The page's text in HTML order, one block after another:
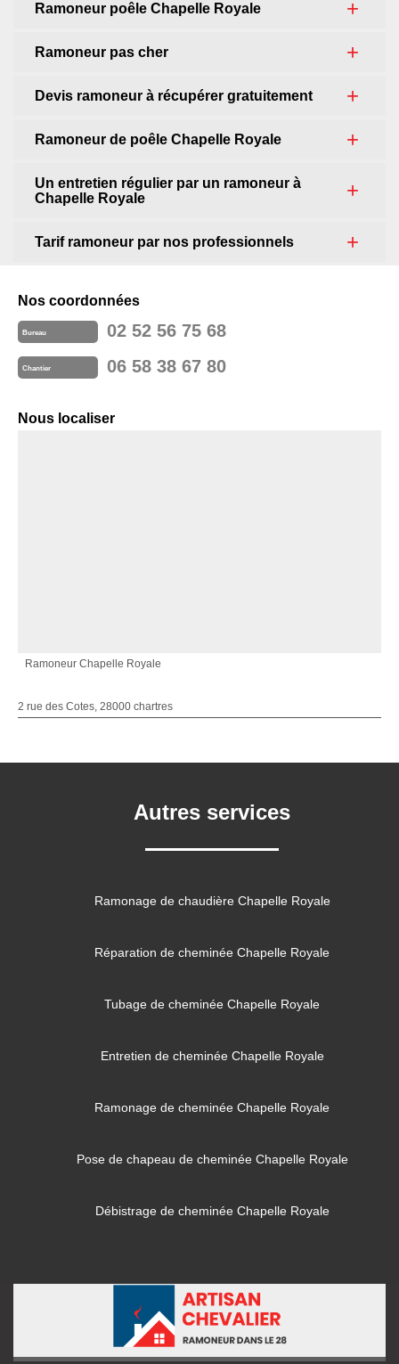
Ramoneur poêle Chapelle Royale
Ramoneur pas cher
Devis ramoneur à récupérer gratuitement
Ramoneur de poêle Chapelle Royale
Un entretien régulier par un ramoneur à
Chapelle Royale
Tarif ramoneur par nos professionnels
Nos coordonnées
Bureau 02 52 56 75 68
Chantier 06 58 38 67 80
Nous localiser
Ramoneur Chapelle Royale
2 rue des Cotes, 28000 chartres
Autres services
Ramonage de chaudière Chapelle Royale
Réparation de cheminée Chapelle Royale
Tubage de cheminée Chapelle Royale
Entretien de cheminée Chapelle Royale
Ramonage de cheminée Chapelle Royale
Pose de chapeau de cheminée Chapelle Royale
Débistrage de cheminée Chapelle Royale